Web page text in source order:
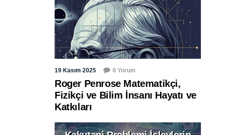
19 Kasım 2025 0 Yorum
Roger Penrose Matematikçi,
Fizikçi ve Bilim İnsanı Hayatı ve
Katkıları